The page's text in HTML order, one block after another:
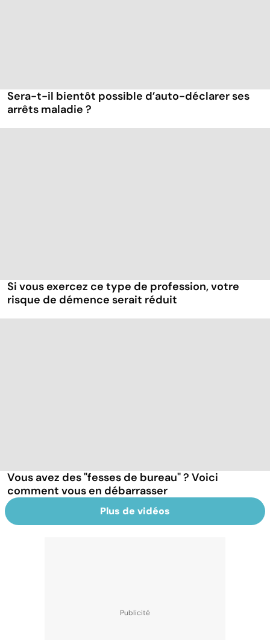
Sera-t-il bientôt possible d’auto-déclarer ses
arrêts maladie ?
Si vous exercez ce type de profession, votre
risque de démence serait réduit
Vous avez des "fesses de bureau" ? Voici
comment vous en débarrasser
Plus de vidéos